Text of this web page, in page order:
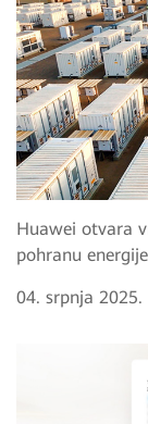
Huawei otvara
pohranu
04. srpnja 2025.